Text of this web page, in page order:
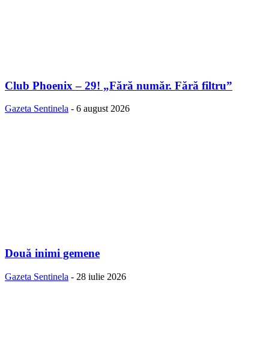
Club Phoenix – 29! „Fără număr. Fără filtru”
Gazeta Sentinela - 6 august 2026
Două inimi gemene
Gazeta Sentinela - 28 iulie 2026